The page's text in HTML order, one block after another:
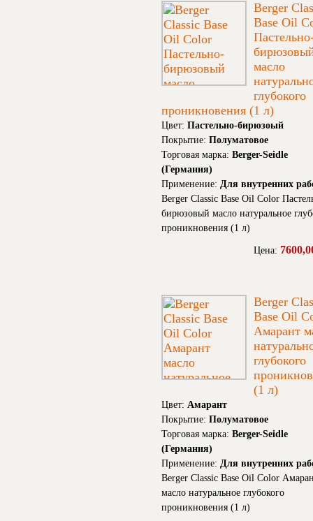
Berger
Base Oil
масло
глубокого
проникновения (1 л)
Цвет: Пастельно-бирюзоый
Покрытие: Полуматовое
Торговая марка: Berger-Seidle
(Германия)
Применение: Для внутренних
Berger Classic Base Oil Color
бирюзовый масло натуральное
проникновения (1 л)
Цена:
Berger
Base Oil
Амарант
глубокого
(1 л)
Цвет: Амарант
Покрытие: Полуматовое
Торговая марка: Berger-Seidle
(Германия)
Применение: Для внутренних
Berger Classic Base Oil Color
масло натуральное глубокого
проникновения (1 л)